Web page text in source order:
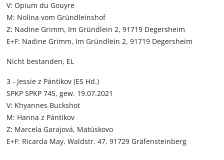
V: Opium du Gouyre
M: Nolina vom Gründleinshof
Z: Nadine Grimm, Im Gründlein 2, 91719 Degersheim
E+F: Nadine Grimm, Im Gründlein 2, 91719 Degersheim
Nicht bestanden, EL
3 - Jessie z Pántikov (ES Hd.)
SPKP SPKP 745, gew. 19.07.2021
V: Khyannes Buckshot
M: Hanna z Pántikov
Z: Marcela Garajová, Matúskovo
E+F: Ricarda May, Waldstr. 47, 91729 Gräfensteinberg